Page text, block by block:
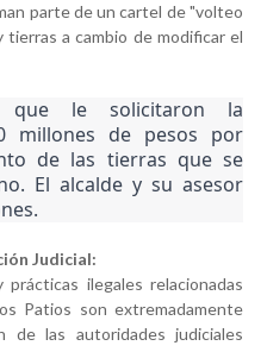
parte de un cartel de "volteo
a cambio de modificar el
que le solicitaron la
millones de pesos por
de las tierras que se
El alcalde y su asesor
Judicial:
ilegales relacionadas
Patios son extremadamente
de las autoridades judiciales